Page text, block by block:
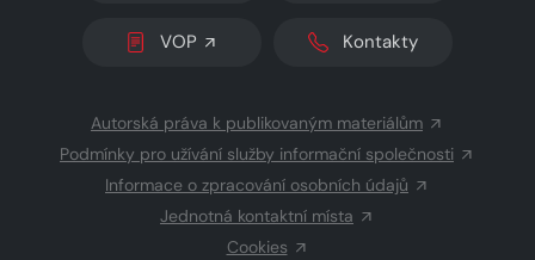
VOP Kontakty
Autorská práva k publikovaným materiálům
Podmínky pro užívání služby informační společnosti
Informace o zpracování osobních údajů
Jednotná kontaktní místa
Cookies